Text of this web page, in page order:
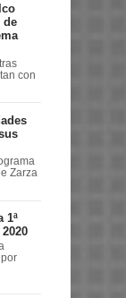
de
con
Zarza
1ª